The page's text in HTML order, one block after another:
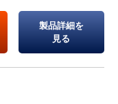
製品詳細を
見る